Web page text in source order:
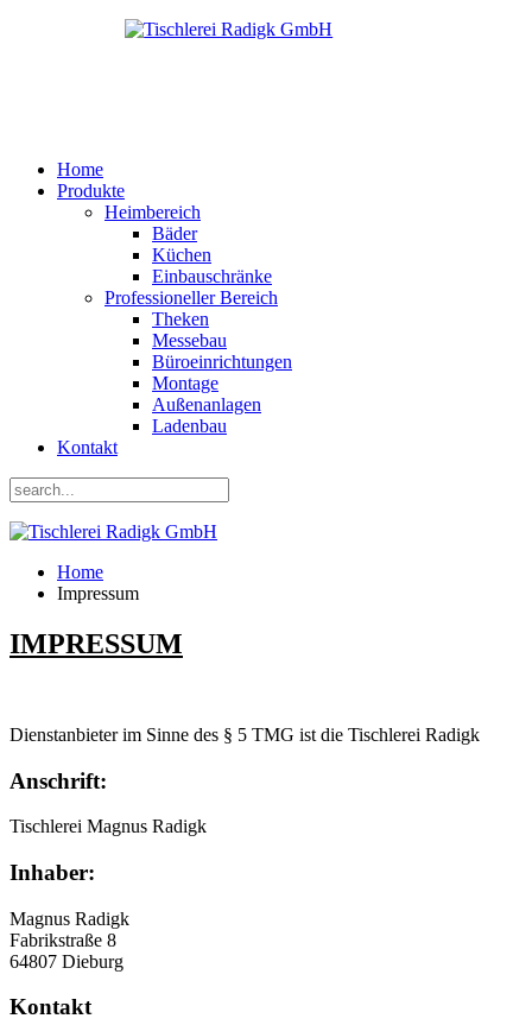
Home
Produkte
Heimbereich
Bäder
Küchen
Einbauschränke
Professioneller Bereich
Theken
Messebau
Büroeinrichtungen
Montage
Außenanlagen
Ladenbau
Kontakt
Home
Impressum
IMPRESSUM
Dienstanbieter im Sinne des § 5 TMG ist die Tischlerei Radigk
Anschrift:
Tischlerei Magnus Radigk
Inhaber:
Magnus Radigk
Fabrikstraße 8
64807 Dieburg
Kontakt